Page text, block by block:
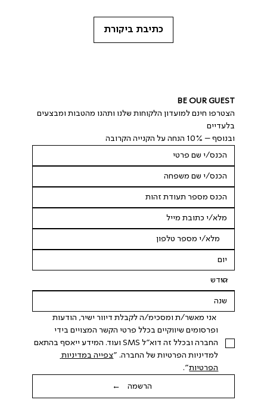
כתיבת ביקורת
BE OUR GUEST
הצטרפו חינם למועדון הלקוחות שלנו ותהנו מהטבות ומבצעים
בלעדיים
ובנוסף – 10% הנחה על הקנייה הקרובה
אני מאשר/ת ומסכימ/ה לקבלת דיוור ישיר, הודעות
החברה ובכלל זה דוא"ל SMS ועוד. המידע ייאסף בהתאם
למדיניות הפרטיות של החברה. "
צפייה במדיניות
הפרטיות".
הרשמה ←